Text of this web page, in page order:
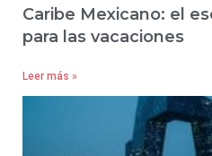
Caribe Mexicano: el
para las vacaciones
Leer más »